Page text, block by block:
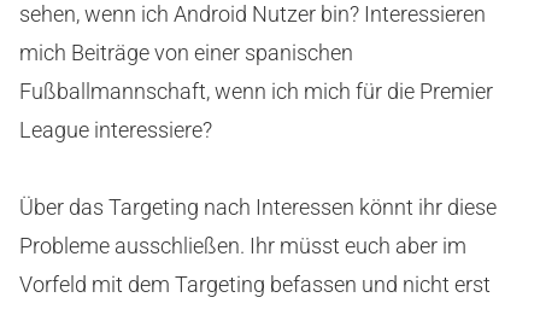
sehen, wenn ich Android Nutzer bin? Interessieren
mich Beiträge von einer spanischen
Fußballmannschaft, wenn ich mich für die Premier
League interessiere?
Über das Targeting nach Interessen könnt ihr diese
Probleme ausschließen. Ihr müsst euch aber im
Vorfeld mit dem Targeting befassen und nicht erst